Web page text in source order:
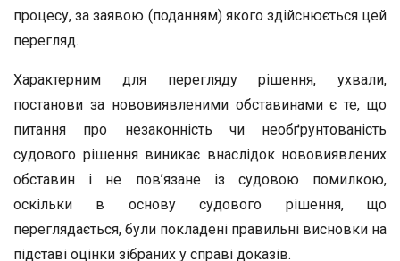
процесу, за заявою (поданням) якого здійснюється цей
перегляд.
Характерним для перегляду рішення, ухвали,
постанови за нововиявленими обставинами є те, що
питання про незаконність чи необґрунтованість
судового рішення виникає внаслідок нововиявлених
обставин і не пов’язане із судовою помилкою,
оскільки в основу судового рішення, що
переглядається, були покладені правильні висновки на
підставі оцінки зібраних у справі доказів.